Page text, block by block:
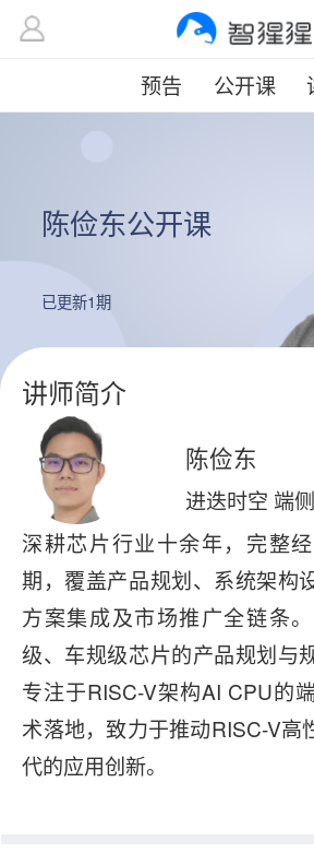
预告 公开课
陈俭东公开课
已更新1期
讲师简介
陈俭东
进迭时空 端
深耕芯片行业十余年，完整
期，覆盖产品规划、系统架构
方案集成及市场推广全链条
级、车规级芯片的产品规划与
专注于RISC-V架构AI CPU的
术落地，致力于推动RISC-V高
代的应用创新。